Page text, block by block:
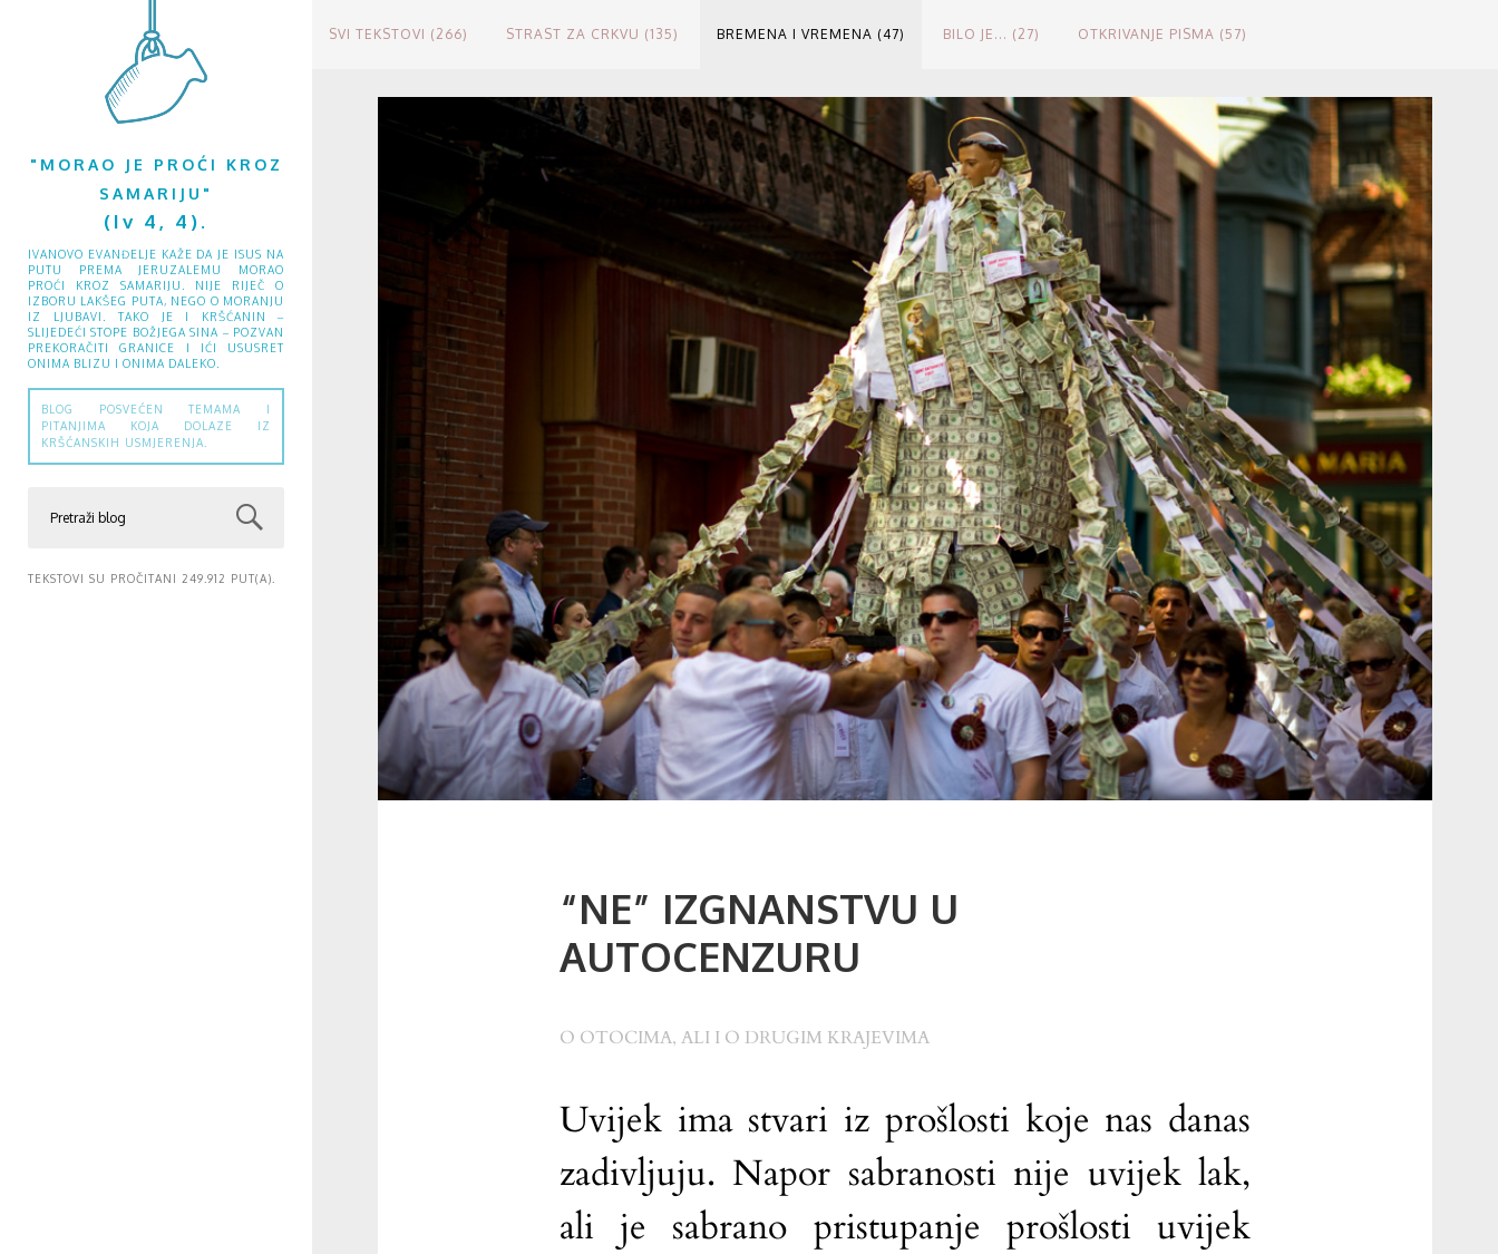
"MORAO JE PROĆI KROZ
SAMARIJU"
(Iv 4, 4).
IVANOVO EVANĐELJE KAŽE DA JE ISUS NA
PUTU PREMA JERUZALEMU MORAO
PROĆI KROZ SAMARIJU. NIJE RIJEČ O
IZBORU LAKŠEG PUTA, NEGO O MORANJU
IZ LJUBAVI. TAKO JE I KRŠĆANIN –
SLIJEDEĆI STOPE BOŽJEGA SINA – POZVAN
PREKORAČITI GRANICE I IĆI USUSRET
ONIMA BLIZU I ONIMA DALEKO.
BLOG POSVEĆEN TEMAMA I
PITANJIMA KOJA DOLAZE IZ
KRŠĆANSKIH USMJERENJA.
TEKSTOVI SU PROČITANI 249.912 PUT(A).
SVI TEKSTOVI (266) STRAST ZA CRKVU (135) BREMENA I VREMENA (47) BILO JE... (27) OTKRIVANJE PISMA (57)
“NE” IZGNANSTVU U
AUTOCENZURU
O OTOCIMA, ALI I O DRUGIM KRAJEVIMA
Uvijek ima stvari iz prošlosti koje nas danas
zadivljuju. Napor sabranosti nije uvijek lak,
ali je sabrano pristupanje prošlosti uvijek